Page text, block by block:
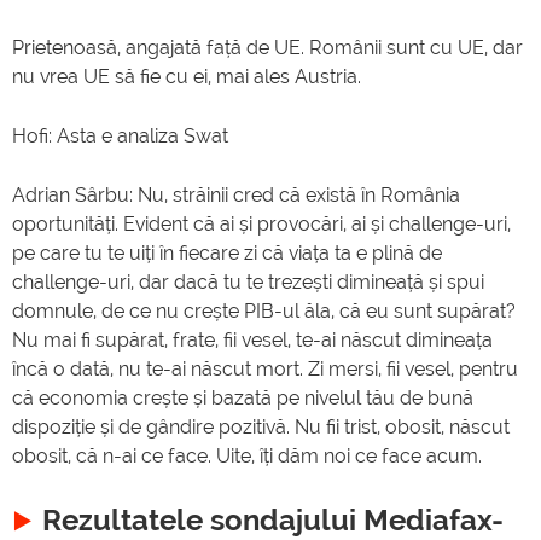
Prietenoasă, angajată față de UE. Românii sunt cu UE, dar
nu vrea UE să fie cu ei, mai ales Austria.
Hofi: Asta e analiza Swat
Adrian Sârbu: Nu, străinii cred că există în România
oportunități. Evident că ai și provocări, ai și challenge-uri,
pe care tu te uiți în fiecare zi că viața ta e plină de
challenge-uri, dar dacă tu te trezești dimineață și spui
domnule, de ce nu crește PIB-ul ăla, că eu sunt supărat?
Nu mai fi supărat, frate, fii vesel, te-ai născut dimineața
încă o dată, nu te-ai născut mort. Zi mersi, fii vesel, pentru
că economia crește și bazată pe nivelul tău de bună
dispoziție și de gândire pozitivă. Nu fii trist, obosit, născut
obosit, că n-ai ce face. Uite, îți dăm noi ce face acum.
Rezultatele sondajului Mediafax-